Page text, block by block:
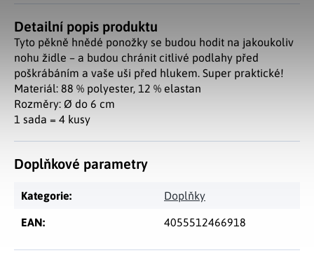
Detailní popis produktu
Tyto pěkně hnědé ponožky se budou hodit na jakoukoliv
nohu židle – a budou chránit citlivé podlahy před
poškrábáním a vaše uši před hlukem. Super praktické!
Materiál: 88 % polyester, 12 % elastan
Rozměry: Ø do 6 cm
1 sada = 4 kusy
Doplňkové parametry
Kategorie: Doplňky
EAN: 4055512466918